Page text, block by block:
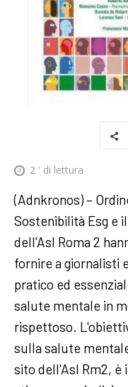
2 ' di lettura
(Adnkronos) –
Sostenibilità Esg e
dell'Asl Roma 2
fornire a giornalisti
pratico ed
salute mentale in
rispettoso.
sulla salute
sito dell'Asl Rm2,